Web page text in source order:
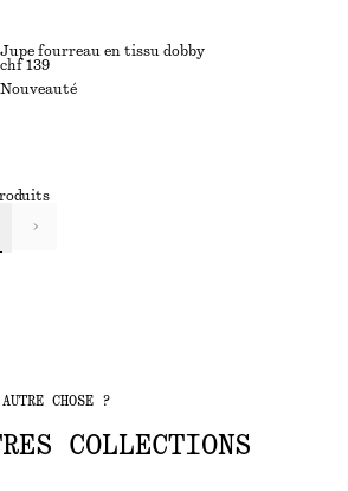
Jupe fourreau en tissu dobby
chf 139
Nouveauté
CHOSE ?
COLLECTIONS